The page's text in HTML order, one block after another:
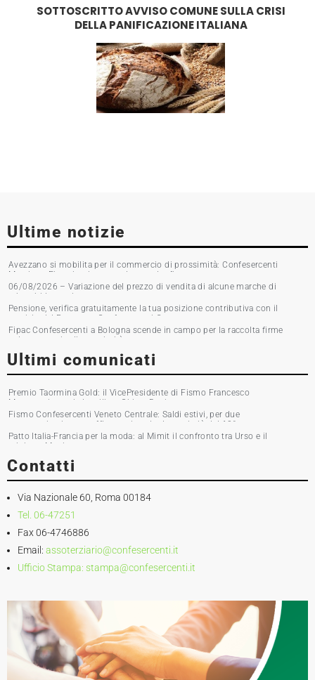
SOTTOSCRITTO AVVISO COMUNE SULLA CRISI
DELLA PANIFICAZIONE ITALIANA
Ultime notizie
Avezzano si mobilita per il commercio di prossimità: Confesercenti
Marsica e Fipac in piazza per la raccolta firme
06/08/2026 – Variazione del prezzo di vendita di alcune marche di
tabacchi lavorati
Pensione, verifica gratuitamente la tua posizione contributiva con il
servizio del Patronato Confesercenti Grosseto
Fipac Confesercenti a Bologna scende in campo per la raccolta firme
sul commercio di prossimità
Ultimi comunicati
Premio Taormina Gold: il VicePresidente di Fismo Francesco
Musumeci premia la stilista Chiara Boni
Fismo Confesercenti Veneto Centrale: Saldi estivi, per due
commercianti su tre affluenza in calo. Incassi giù del 10%
Patto Italia-Francia per la moda: al Mimit il confronto tra Urso e il
ministro Martin
Contatti
Via Nazionale 60, Roma 00184
Tel. 06-47251
Fax 06-4746886
Email: assoterziario@confesercenti.it
Ufficio Stampa: stampa@confesercenti.it